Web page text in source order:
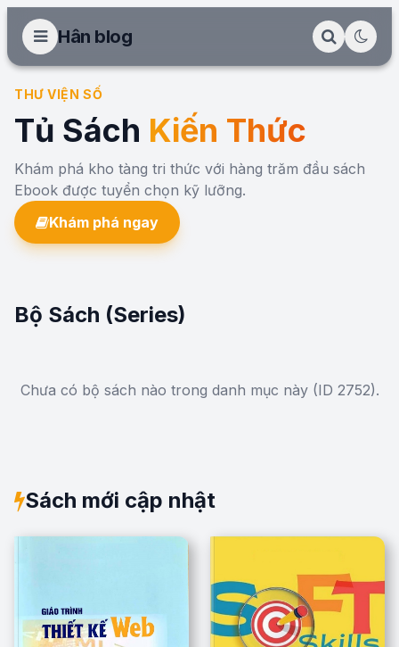
Hân blog
THƯ VIỆN SỐ
Tủ Sách Kiến Thức
Khám phá kho tàng tri thức với hàng trăm đầu sách
Ebook được tuyển chọn kỹ lưỡng.
Khám phá ngay
Bộ Sách (Series)
Chưa có bộ sách nào trong danh mục này (ID 2752).
Sách mới cập nhật